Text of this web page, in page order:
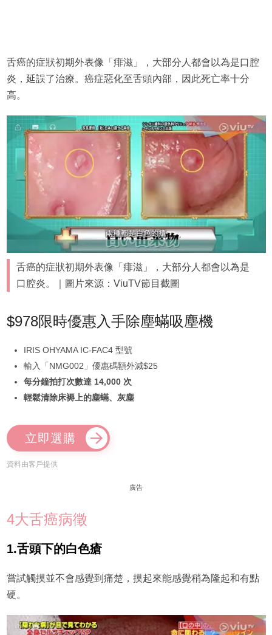
舌癌的症狀初期外表像「痱滋」，大部分人都會以為是口腔
炎，延誤了治療。癌症惡化至舌頭內部，因此死亡率十分
高。
舌癌的症狀初期外表像「痱滋」，大部分人都會以為是
口腔炎。｜圖片來源：ViuTV節目截圖
$978限時優惠入手除塵蟎吸塵機
IRIS OHYAMA IC-FAC4 型號
輸入「NMG002」優惠碼額外減$25
每分鐘拍打次數達 14,000 次
輕鬆清除床褥上的塵蟎、灰塵
立即選購
資料由客戶提供
廣告
4大舌癌病徵
1.舌頭下的白色瘡
嘗試觸摸並不會感覺到痛楚，摸起來能感覺稍為隆起和有點
硬。